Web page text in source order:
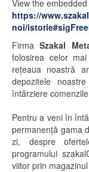
View the
https://
noi/
FirmaSzakal
folosirea celor
reţeaua noastră
depozitele
întârziere
Pentru a veni în
permanenţă gama
zi, despre
programului
viitor prin